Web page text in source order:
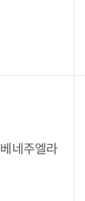
베네주엘라